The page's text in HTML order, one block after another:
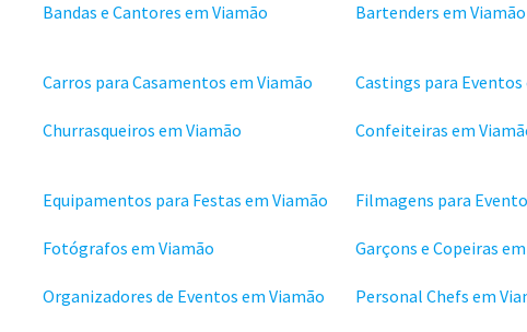
Bandas e Cantores em Viamão Bartenders em Viamão
Carros para Casamentos em Viamão Castings para Eventos
Churrasqueiros em Viamão Confeiteiras em
Equipamentos para Festas em Viamão Filmagens para
Fotógrafos em Viamão Garçons e Copeiras
Organizadores de Eventos em Viamão Personal Chefs em